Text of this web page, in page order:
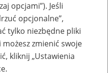
lub
pracy
opcjami”). Jeśli
opcjonalne”,
tylko niezbędne pliki
zmienić swoje
kliknij „Ustawienia